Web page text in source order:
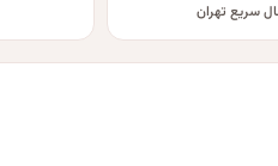
سریع تهران